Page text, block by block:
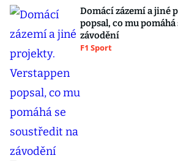
Domácí zázemí a jiné
popsal, co mu
závodění
F1 Sport